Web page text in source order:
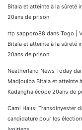
Bitala et atteinte à la sûreté
20ans de prison
rtp sapporo88 dans Togo |
Bitala et atteinte à la sûreté
20ans de prison
Neatherland News Today
Madjoulba Bitala et atteinte
Kadangha écope 20ans de
Cami Halısı Transdinyester
candidature pour les